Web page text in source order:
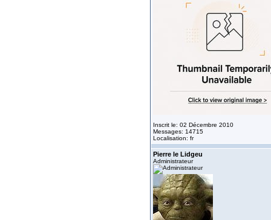
Inscrit le: 02 Décembre 2010
Messages: 14715
Localisation: fr
Pierre le Lidgeu
Administrateur